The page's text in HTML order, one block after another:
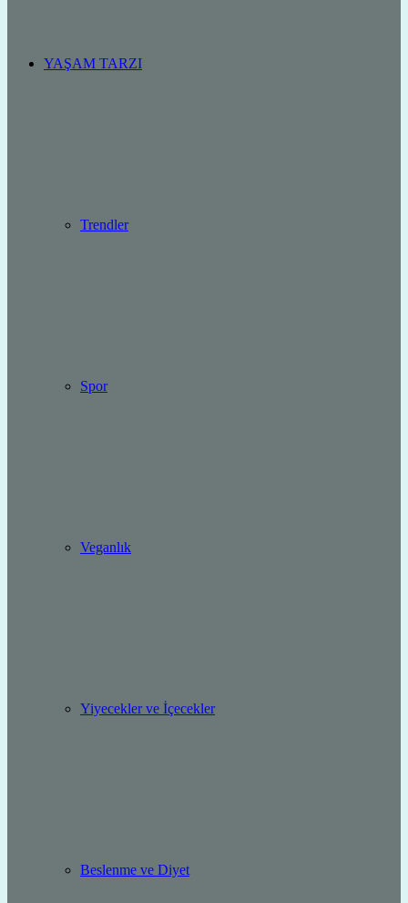
YAŞAM TARZI
Trendler
Spor
Veganlık
Yiyecekler ve İçecekler
Beslenme ve Diyet